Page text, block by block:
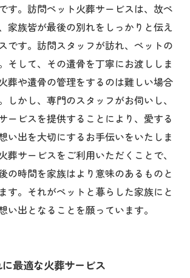
す。訪問ペット火葬サービスは、故ペ
家族皆が最後の別れをしっかりと伝え
です。訪問スタッフが訪れ、ペットの
そして、その遺骨を丁寧にお渡ししま
葬や遺骨の管理をするのは難しい場合
しかし、専門のスタッフがお伺いし、
ービスを提供することにより、愛する
い出を大切にするお手伝いをいたしま
葬サービスをご利用いただくことで、
の時間を家族はより意味のあるものと
す。それがペットと暮らした家族にと
い出となることを願っています。
最適な火葬サービス